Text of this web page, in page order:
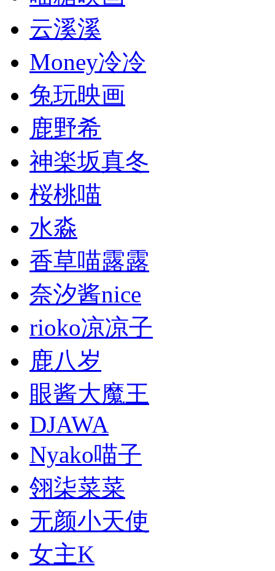
云溪溪
Money冷冷
兔玩映画
鹿野希
神楽坂真冬
桜桃喵
水淼
香草喵露露
奈汐酱nice
rioko凉凉子
鹿八岁
眼酱大魔王
DJAWA
Nyako喵子
翎柒菜菜
无颜小天使
女主K